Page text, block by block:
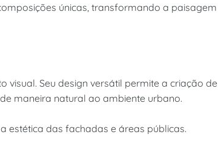
únicas, transformando a paisagem
Seu design versátil permite a criação de
maneira natural ao ambiente urbano.
estética das fachadas e áreas públicas.